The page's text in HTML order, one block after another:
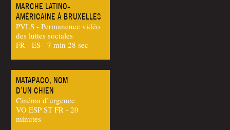
MARCHE LATINO-
AMÉRICAINE À BRUXELLES
PVLS - Permanence vidéo
des luttes sociales
FR - ES - 7 min 28 sec
MATAPACO, NOM
D’UN CHIEN
Cinéma d’urgence
VO ESP ST FR - 20
minutes